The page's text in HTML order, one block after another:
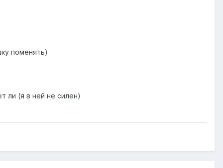
поменять)
ли (я в ней не силен)